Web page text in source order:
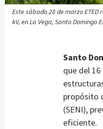
Este sábado 28 de marzo
kV, en La Vega, Santo Domingo
Santo
que del
propósito
(SENI),
eficiente.